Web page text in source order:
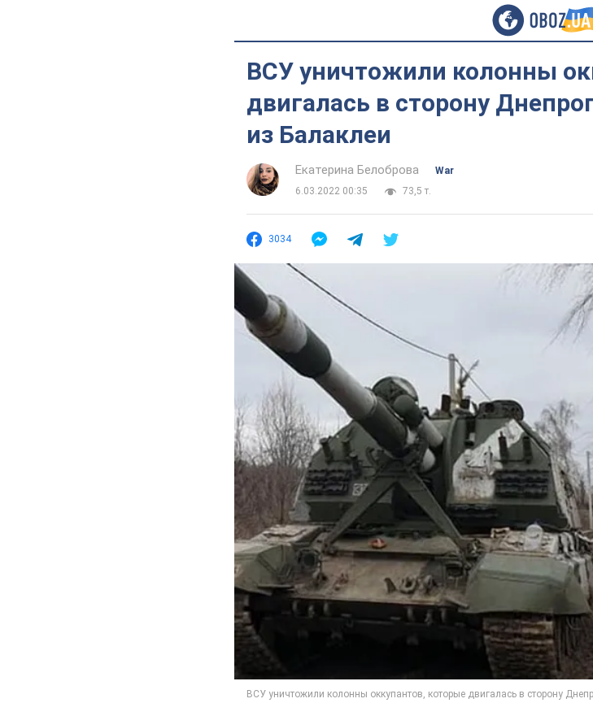
ВСУ уничтожили колонны
двигалась в сторону
из Балаклеи
Екатерина Белоброва
War
6.03.2022 00:35
73,5 т.
3034